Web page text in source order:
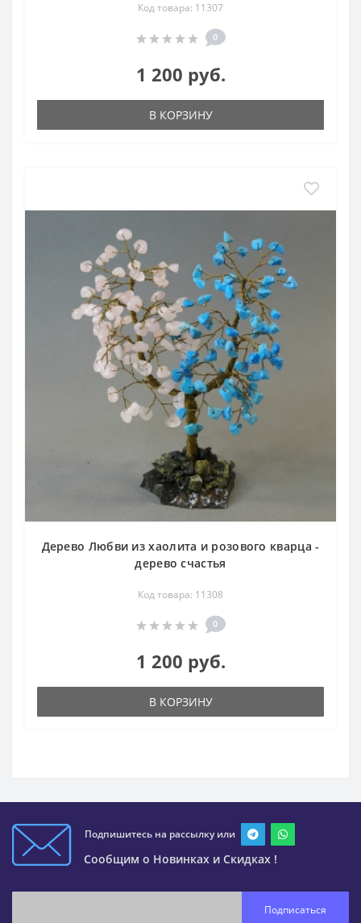
Код товара: 11307
0
1 200 руб.
В КОРЗИНУ
Дерево Любви из хаолита и розового кварца -
дерево счастья
Код товара: 11308
0
1 200 руб.
В КОРЗИНУ
Подпишитесь на рассылку или
Сообщим о Новинках и Скидках !
Подписаться